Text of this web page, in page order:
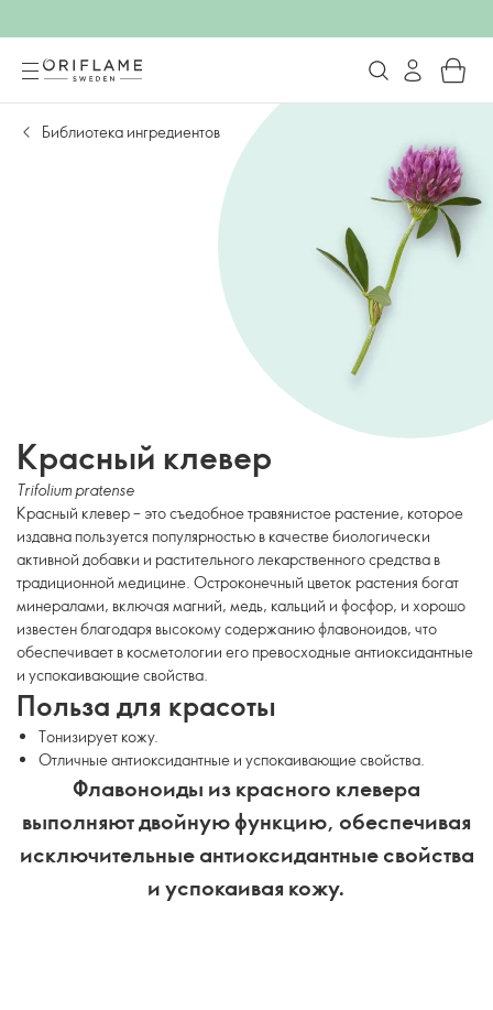
Библиотека ингредиентов
Красный клевер
Trifolium pratense
Красный клевер – это съедобное травянистое растение, которое
издавна пользуется популярностью в качестве биологически
активной добавки и растительного лекарственного средства в
традиционной медицине. Остроконечный цветок растения богат
минералами, включая магний, медь, кальций и фосфор, и хорошо
известен благодаря высокому содержанию флавоноидов, что
обеспечивает в косметологии его превосходные антиоксидантные
и успокаивающие свойства.
Польза для красоты
Тонизирует кожу.
Отличные антиоксидантные и успокаивающие свойства.
Флавоноиды из красного клевера
выполняют двойную функцию, обеспечивая
исключительные антиоксидантные свойства
и успокаивая кожу.